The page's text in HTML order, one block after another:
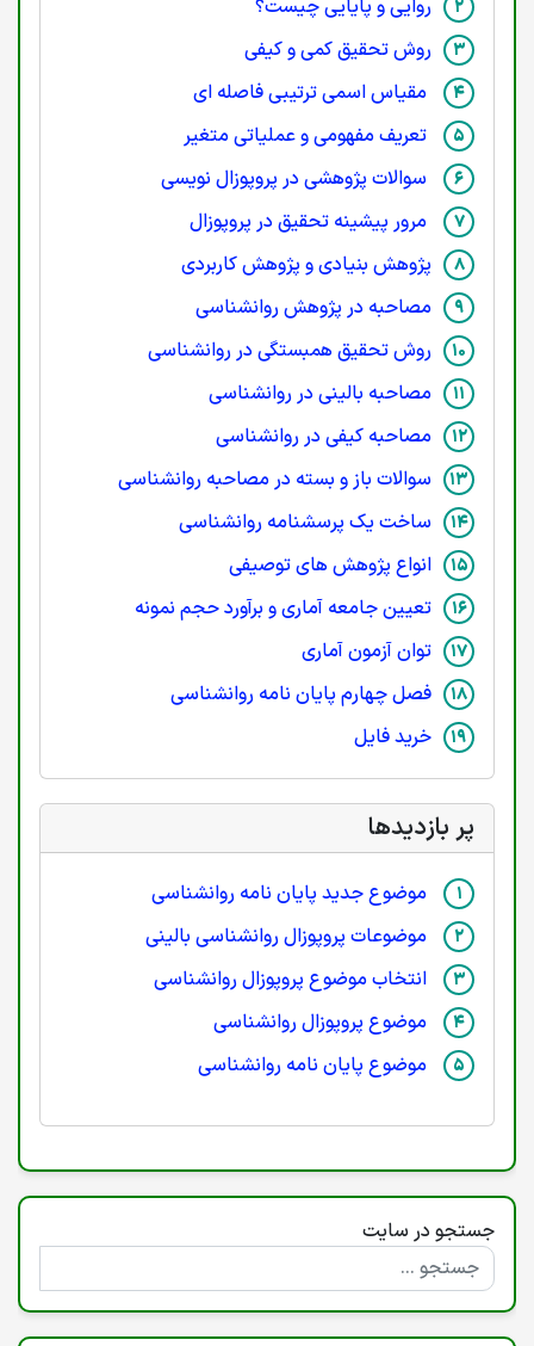
روایی و پایایی چیست؟
روش تحقیق کمی و کیفی
مقیاس اسمی ترتیبی فاصله ای
تعریف مفهومی و عملیاتی متغیر
سوالات پژوهشی در پروپوزال نویسی
مرور پیشینه تحقیق در پروپوزال
پژوهش بنیادی و پژوهش کاربردی
مصاحبه در پژوهش روانشناسی
روش تحقیق همبستگی در روانشناسی
مصاحبه بالینی در روانشناسی
مصاحبه کیفی در روانشناسی
سوالات باز و بسته در مصاحبه روانشناسی
ساخت یک پرسشنامه روانشناسی
انواع پژوهش های توصیفی
تعیین جامعه آماری و برآورد حجم نمونه
توان آزمون آماری
فصل چهارم پایان نامه روانشناسی
خرید فایل
پر بازدیدها
موضوع جدید پایان نامه روانشناسی
موضوعات پروپوزال روانشناسی بالینی
انتخاب موضوع پروپوزال روانشناسی
موضوع پروپوزال روانشناسی
موضوع پایان نامه روانشناسی
جستجو در سایت